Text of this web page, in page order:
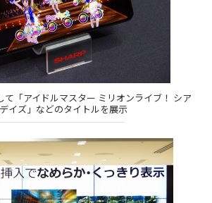
て「アイドルマスター ミリオンライブ！ シア
イズ」などのタイトルを展示